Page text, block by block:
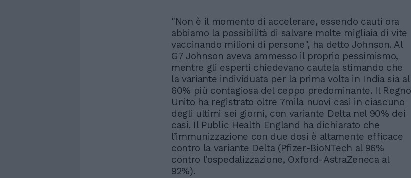
"Non è il momento di accelerare, essendo cauti ora
abbiamo la possibilità di salvare molte migliaia di vite
vaccinando milioni di persone", ha detto Johnson. Al
G7 Johnson aveva ammesso il proprio pessimismo,
mentre gli esperti chiedevano cautela stimando che
la variante individuata per la prima volta in India sia al
60% più contagiosa del ceppo predominante. Il Regno
Unito ha registrato oltre 7mila nuovi casi in ciascuno
degli ultimi sei giorni, con variante Delta nel 90% dei
casi. Il Public Health England ha dichiarato che
l’immunizzazione con due dosi è altamente efficace
contro la variante Delta (Pfizer-BioNTech al 96%
contro l’ospedalizzazione, Oxford-AstraZeneca al
92%).